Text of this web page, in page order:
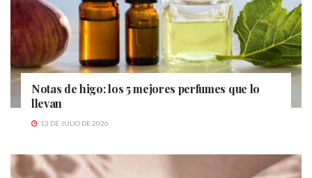
Notas de higo: los 5 mejores perfumes que lo
llevan
13 DE JULIO DE 2026